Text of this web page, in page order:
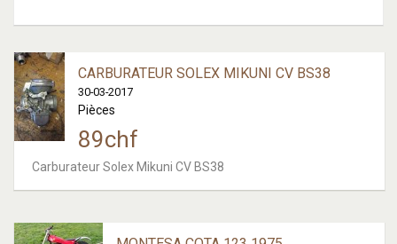
CARBURATEUR SOLEX MIKUNI CV BS38
30-03-2017
Pièces
89chf
Carburateur Solex Mikuni CV BS38